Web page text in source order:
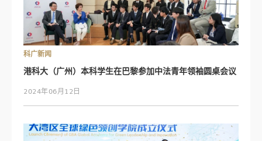
科广新闻
港科大（广州）本科学生在巴黎参加中法青年领袖圆桌会议
2024年06月12日